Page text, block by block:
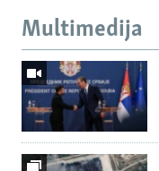
Multimedija